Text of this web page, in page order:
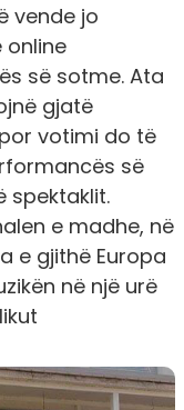
vende jo
online
së sotme. Ata
gjatë
votimi do të
së
spektaklit.
e madhe, në
e gjithë Europa
në një urë